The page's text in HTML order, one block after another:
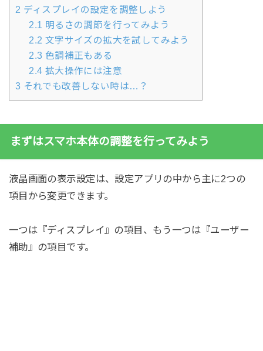
2 ディスプレイの設定を調整しよう
2.1 明るさの調節を行ってみよう
2.2 文字サイズの拡大を試してみよう
2.3 色調補正もある
2.4 拡大操作には注意
3 それでも改善しない時は…？
まずはスマホ本体の調整を行ってみよう
液晶画面の表示設定は、設定アプリの中から主に2つの
項目から変更できます。
一つは『ディスプレイ』の項目、もう一つは『ユーザー
補助』の項目です。